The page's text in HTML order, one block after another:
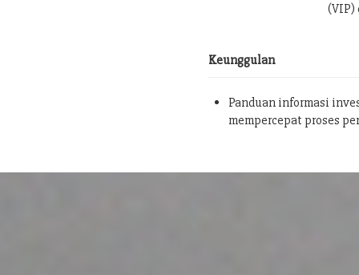
(VIP)
Keunggulan
Panduan informasi
mempercepat proses